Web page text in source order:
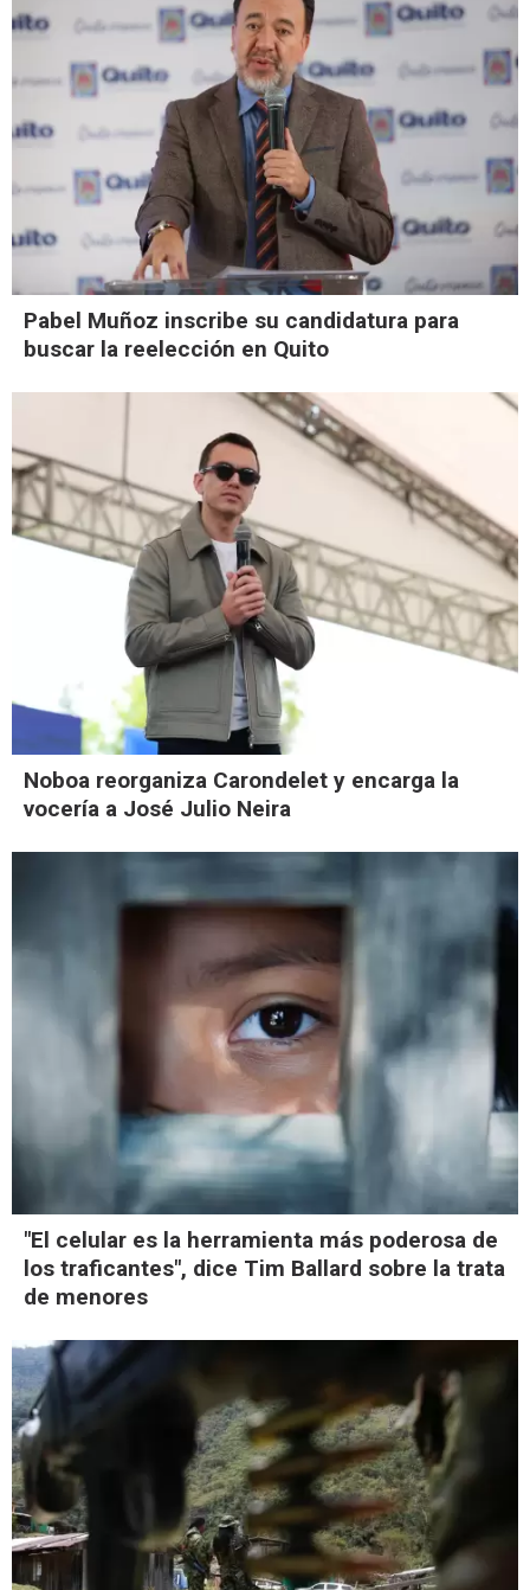
Pabel Muñoz inscribe su candidatura para
buscar la reelección en Quito
Noboa reorganiza Carondelet y encarga la
vocería a José Julio Neira
"El celular es la herramienta más poderosa de
los traficantes", dice Tim Ballard sobre la trata
de menores